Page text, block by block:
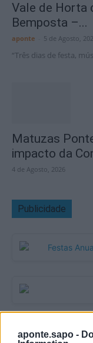
aponte.sapo -
Vale de Horta
Bemposta –...
aponte 5 de Agosto,
“Três dias de festa,
Matuzas
impacto da
4 de Agosto, 2026
Publicidade